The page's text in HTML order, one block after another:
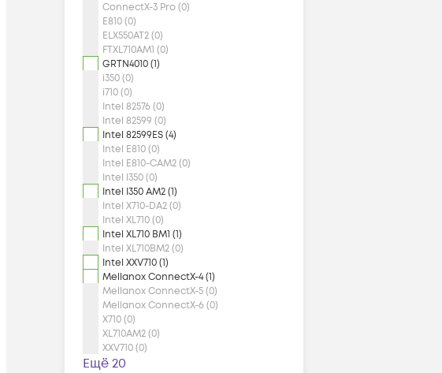
ConnectX-3 Pro (0)
E810 (0)
ELX550AT2 (0)
FTXL710AM1 (0)
GRTN4010 (1)
i350 (0)
i710 (0)
Intel 82576 (0)
Intel 82599 (0)
Intel 82599ES (4)
Intel E810 (0)
Intel E810-CAM2 (0)
Intel I350 (0)
Intel I350 AM2 (1)
Intel X710-DA2 (0)
Intel XL710 (0)
Intel XL710 BM1 (1)
Intel XL710BM2 (0)
Intel XXV710 (1)
Mellanox ConnectX-4 (1)
Mellanox ConnectX-5 (0)
Mellanox ConnectX-6 (0)
X710 (0)
XL710AM2 (0)
XXV710 (0)
Ещё 20